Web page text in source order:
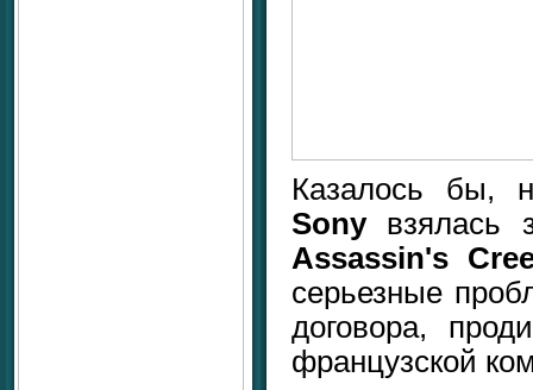
Казалось бы,
Sonyвзялась
Assassin's
серьезные
договора,
французской